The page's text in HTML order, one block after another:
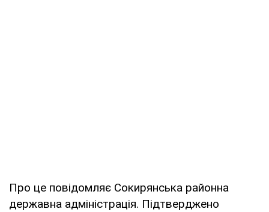
Про це повідомляє Сокирянська районна
державна адміністрація. Підтверджено